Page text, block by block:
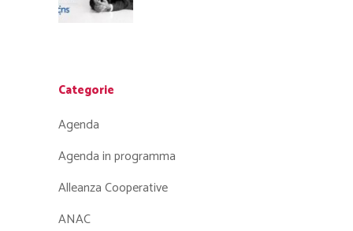
Categorie
Agenda
Agenda in programma
Alleanza Cooperative
ANAC